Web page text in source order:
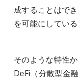
成することはで
を可能にしている
そのような特性
DeFi（分散型金